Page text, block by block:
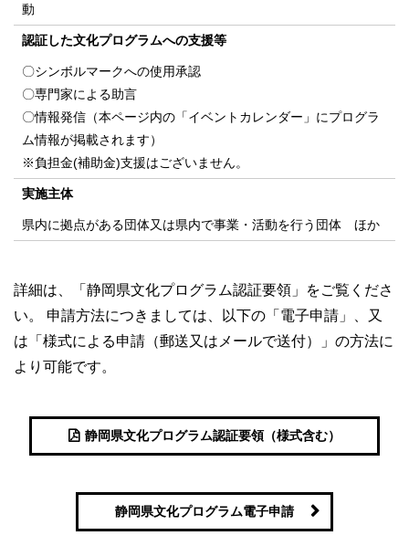
動
認証した文化プログラムへの支援等
〇シンボルマークへの使用承認
〇専門家による助言
〇情報発信（本ページ内の「イベントカレンダー」にプログラ
ム情報が掲載されます）
※負担金(補助金)支援はございません。
実施主体
県内に拠点がある団体又は県内で事業・活動を行う団体 ほか
詳細は、「静岡県文化プログラム認証要領」をご覧くださ
い。 申請方法につきましては、以下の「電子申請」、又
は「様式による申請（郵送又はメールで送付）」の方法に
より可能です。
静岡県文化プログラム認証要領（様式含む）
静岡県文化プログラム電子申請